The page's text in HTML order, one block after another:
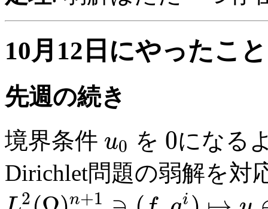
10月12日にやったこと
先週の続き
境界条件 u0 を 0になる
Dirichlet問題の弱解を対
2 n+1 i